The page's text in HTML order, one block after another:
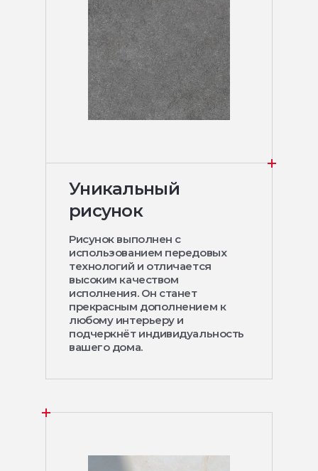
Уникальный
рисунок
Рисунок выполнен с
использованием передовых
технологий и отличается
высоким качеством
исполнения. Он станет
прекрасным дополнением к
любому интерьеру и
подчеркнёт индивидуальность
вашего дома.